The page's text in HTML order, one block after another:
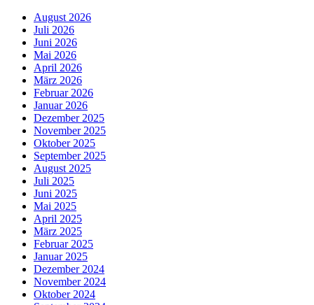
August 2026
Juli 2026
Juni 2026
Mai 2026
April 2026
März 2026
Februar 2026
Januar 2026
Dezember 2025
November 2025
Oktober 2025
September 2025
August 2025
Juli 2025
Juni 2025
Mai 2025
April 2025
März 2025
Februar 2025
Januar 2025
Dezember 2024
November 2024
Oktober 2024